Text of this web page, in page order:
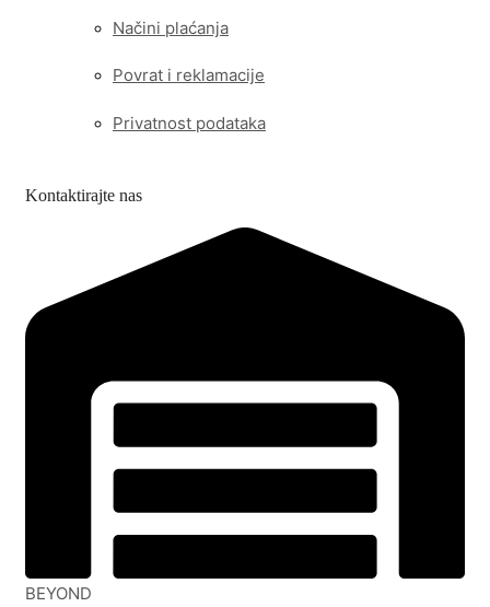
Načini plaćanja
Povrat i reklamacije
Privatnost podataka
Kontaktirajte nas
BEYOND